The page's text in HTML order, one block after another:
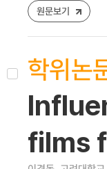
원문보기
학위논
films